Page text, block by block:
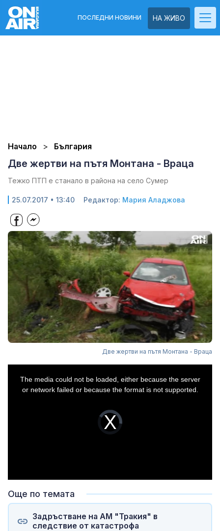
НА ЖИВО
ПОСЛЕДНИ НОВИНИ
Начало България
Две жертви на пътя Монтана - Враца
Тежко ПТП е станало в района на село Сумер
25.07.2017 • 13:40 Редактор: Мария Аладжова
Две жертви на пътя Монтана - Враца
Video
Player
loading.
window.
The media could not be loaded, either because the server
or network failed or because the format is not supported.
Още по темата
Задръстване на АМ "Тракия" в
следствие от катастрофа